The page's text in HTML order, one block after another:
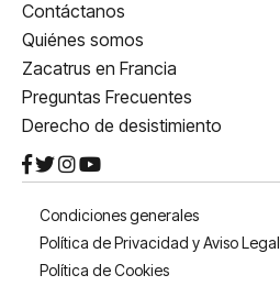
Contáctanos
Quiénes somos
Zacatrus en Francia
Preguntas Frecuentes
Derecho de desistimiento
Condiciones generales
Política de Privacidad y Aviso Legal
Política de Cookies